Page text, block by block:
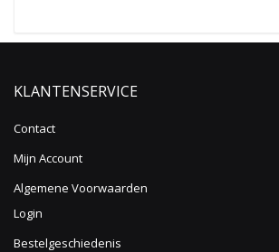
KLANTENSERVICE
Contact
Mijn Account
Algemene Voorwaarden
Login
Bestelgeschiedenis